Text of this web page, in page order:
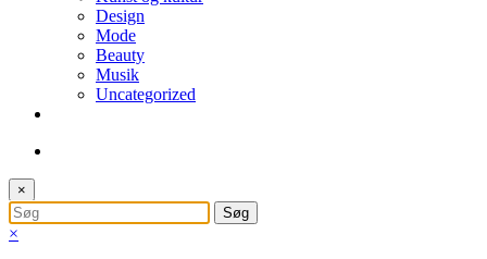
Design
Mode
Beauty
Musik
Uncategorized
×
×